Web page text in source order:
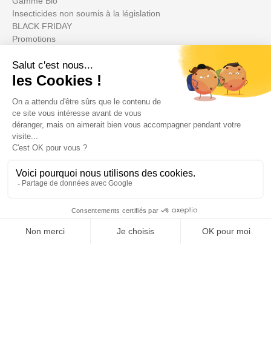
Insecticides non soumis à la législation
BLACK FRIDAY
Promotions
Votre compte
Informations
